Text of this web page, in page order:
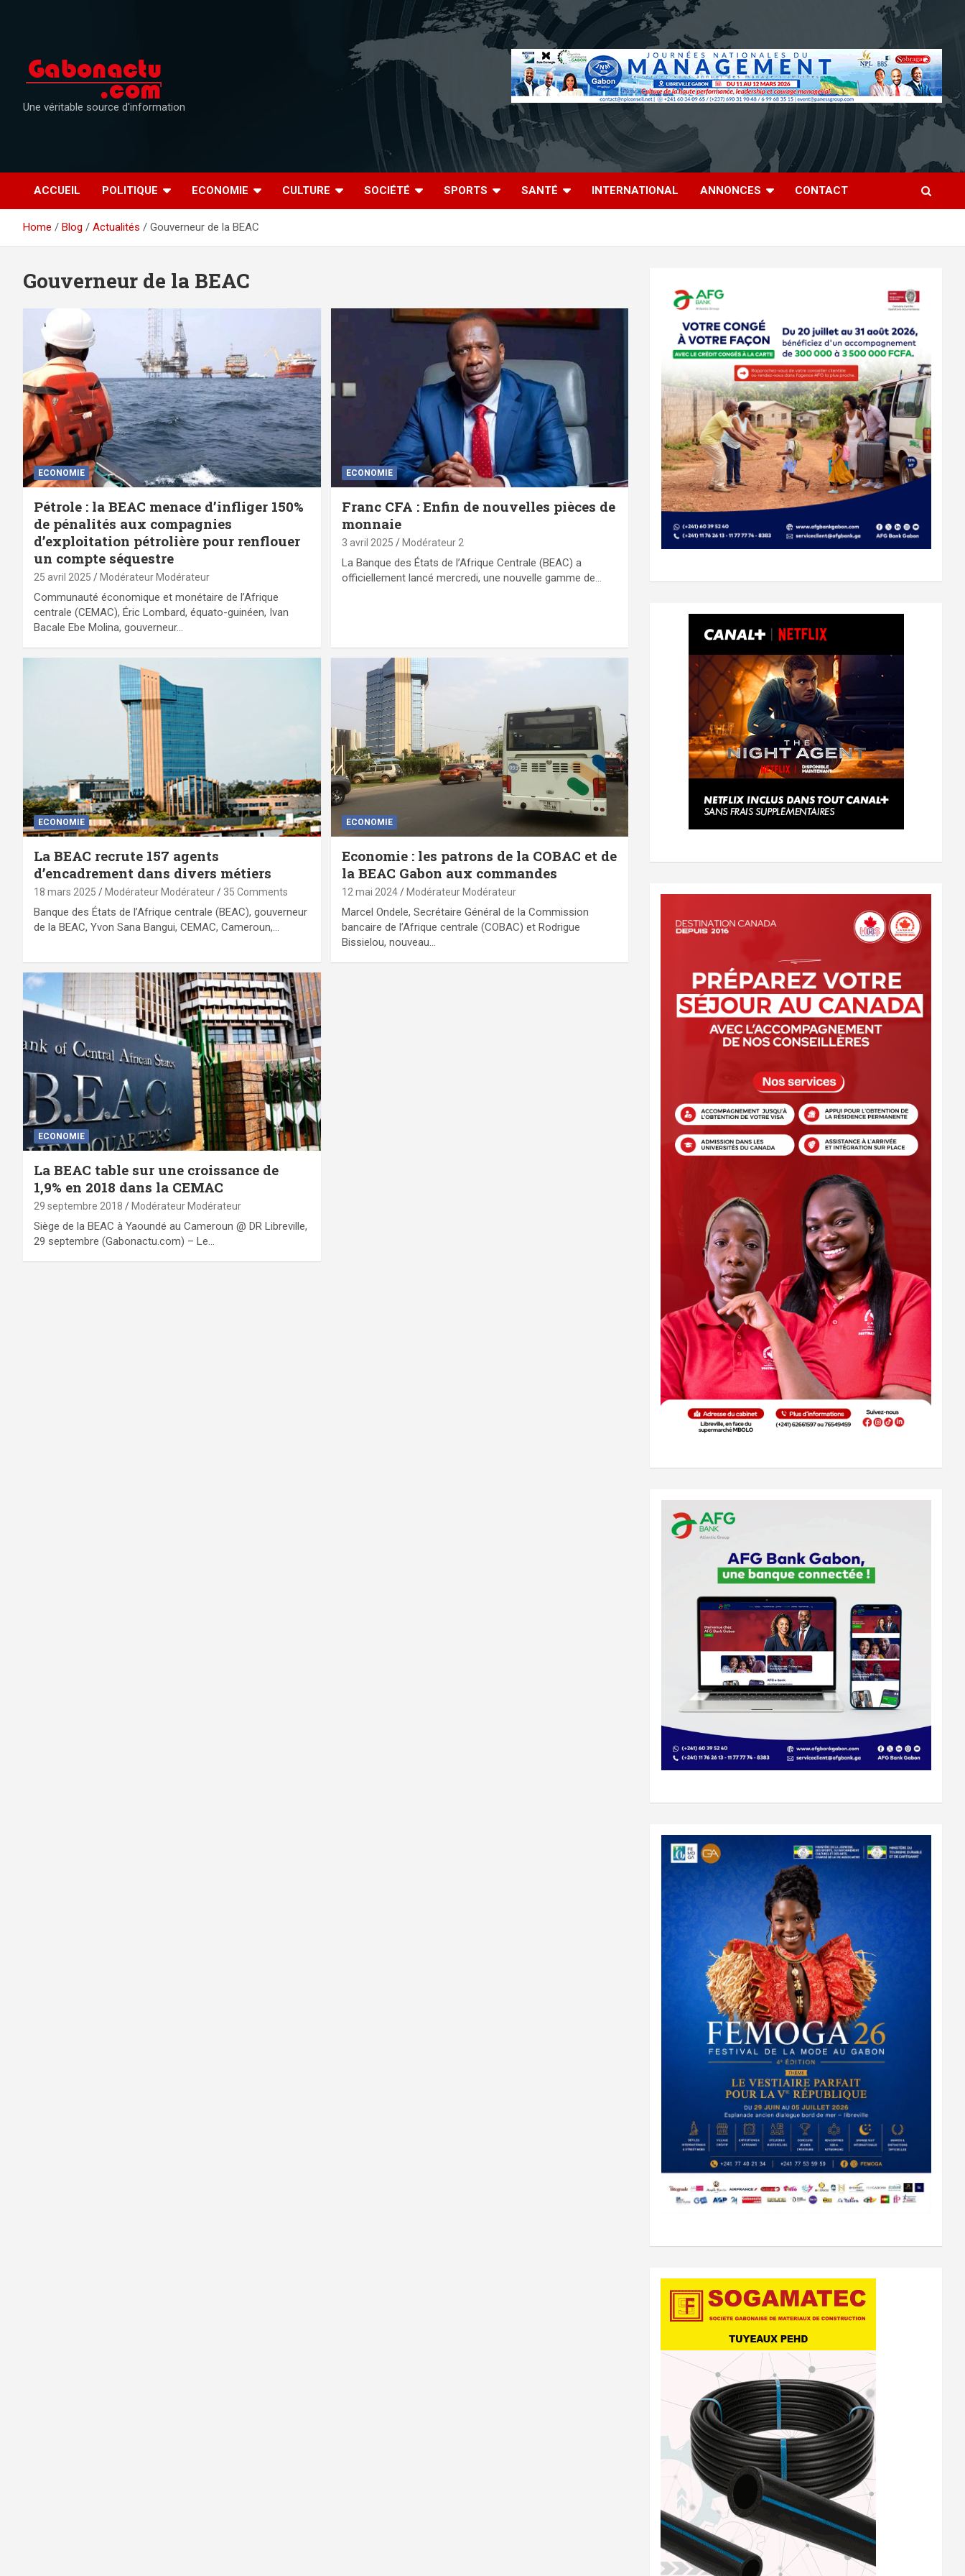
Une véritable source d'information
ACCUEIL POLITIQUE ECONOMIE CULTURE SOCIÉTÉ SPORTS SANTÉ INTERNATIONAL ANNONCES CONTACT
Home Blog Actualités Gouverneur de la BEAC
Gouverneur de la BEAC
ECONOMIE
Pétrole : la BEAC menace d’infliger 150%
de pénalités aux compagnies
d’exploitation pétrolière pour renflouer
un compte séquestre
25 avril 2025 Modérateur Modérateur
Communauté économique et monétaire de l’Afrique
centrale (CEMAC), Éric Lombard, équato-guinéen, Ivan
Bacale Ebe Molina, gouverneur…
ECONOMIE
Franc CFA : Enfin de nouvelles pièces de
monnaie
3 avril 2025 Modérateur 2
La Banque des États de l’Afrique Centrale (BEAC) a
officiellement lancé mercredi, une nouvelle gamme de…
ECONOMIE
La BEAC recrute 157 agents
d’encadrement dans divers métiers
18 mars 2025 Modérateur Modérateur 35 Comments
Banque des États de l’Afrique centrale (BEAC), gouverneur
de la BEAC, Yvon Sana Bangui, CEMAC, Cameroun,…
ECONOMIE
Economie : les patrons de la COBAC et de
la BEAC Gabon aux commandes
12 mai 2024 Modérateur Modérateur
Marcel Ondele, Secrétaire Général de la Commission
bancaire de l’Afrique centrale (COBAC) et Rodrigue
Bissielou, nouveau…
ECONOMIE
La BEAC table sur une croissance de
1,9% en 2018 dans la CEMAC
29 septembre 2018 Modérateur Modérateur
Siège de la BEAC à Yaoundé au Cameroun @ DR Libreville,
29 septembre (Gabonactu.com) – Le…